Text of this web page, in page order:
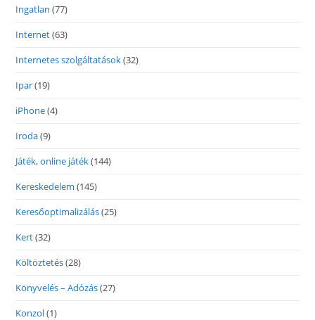
Ingatlan (77)
Internet(63)
Internetes szolgáltatások(32)
Ipar(19)
iPhone(4)
Iroda(9)
Játék, online játék(144)
Kereskedelem (145)
Keresőoptimalizálás(25)
Kert(32)
Költöztetés(28)
Könyvelés – Adózás(27)
Konzol(1)